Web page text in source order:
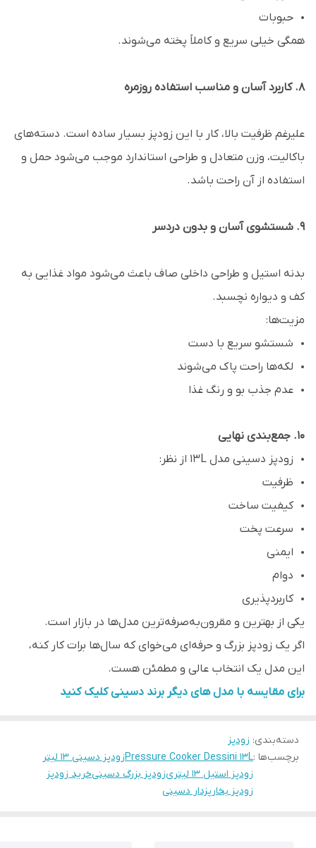
حبوبات
همگی خیلی سریع و کاملاً پخته می‌شوند.
۸. کاربرد آسان و مناسب استفاده روزمره
علیرغم ظرفیت بالا، کار با این زودپز بسیار ساده است. دسته‌های
باکالیت، وزن متعادل و طراحی استاندارد موجب می‌شود حمل و
استفاده از آن راحت باشد.
۹. شستشوی آسان و بدون دردسر
بدنه استیل و طراحی داخلی صاف باعث می‌شود مواد غذایی به
کف و دیواره نچسبد.
مزیت‌ها:
شستشو سریع با دست
لکه‌ها راحت پاک می‌شوند
عدم جذب بو و رنگ غذا
۱۰. جمع‌بندی نهایی
زودپز دسینی مدل 13L از نظر:
ظرفیت
کیفیت ساخت
سرعت پخت
ایمنی
دوام
کاربردپذیری
یکی از بهترین و مقرون‌به‌صرفه‌ترین مدل‌ها در بازار است.
اگر یک زودپز بزرگ و حرفه‌ای می‌خوای که سال‌ها برات کار کنه،
این مدل یک انتخاب عالی و مطمئن هست.
برای مقایسه با مدل های دیگر برند دسینی کلیک کنید
دسته‌بندی: زودپز
برچسب‌ها :Pressure Cooker Dessini 13Lزودپز دسینی 13 لیتر
زودپز استیل ۱۳ لیتری
زودپز بزرگ دسینیخرید زودپز
زودپز بخارپزدار دسینی